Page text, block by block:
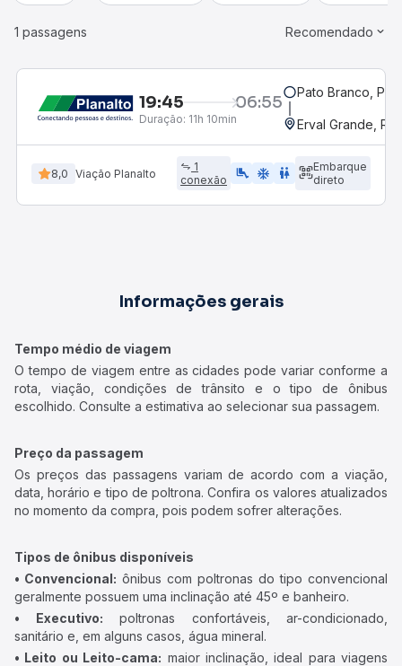
1 passagens Recomendado
19:45 06:55
Duração: 11h 10min
Pato Branco, PR
Erval Grande,
8,0 Viação Planalto
1
conexão
airline_seat_legroom_extra ac_unit wc
Embarque
direto
Informações gerais
Tempo médio de viagem
O tempo de viagem entre as cidades pode variar conforme a
rota, viação, condições de trânsito e o tipo de ônibus
escolhido. Consulte a estimativa ao selecionar sua passagem.
Preço da passagem
Os preços das passagens variam de acordo com a viação,
data, horário e tipo de poltrona. Confira os valores atualizados
no momento da compra, pois podem sofrer alterações.
Tipos de ônibus disponíveis
• Convencional: ônibus com poltronas do tipo convencional
geralmente possuem uma inclinação até 45º e banheiro.
• Executivo: poltronas confortáveis, ar-condicionado,
sanitário e, em alguns casos, água mineral.
• Leito ou Leito-cama: maior inclinação, ideal para viagens